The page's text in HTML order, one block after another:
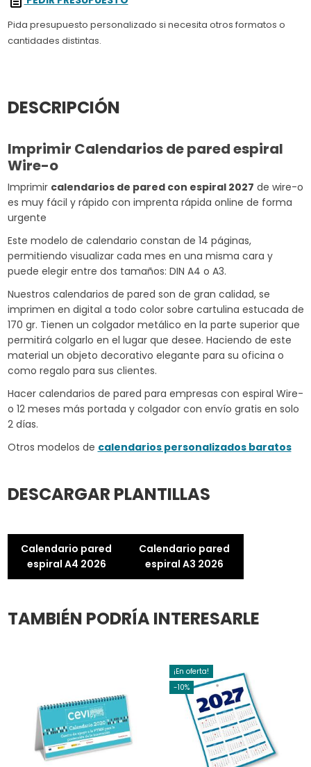
Pida presupuesto personalizado si necesita otros formatos o
cantidades distintas.
DESCRIPCIÓN
Imprimir Calendarios de pared espiral
Wire-o
Imprimir calendarios de pared con espiral 2027 de wire-o
es muy fácil y rápido con imprenta rápida online de forma
urgente
Este modelo de calendario constan de 14 páginas,
permitiendo visualizar cada mes en una misma cara y
puede elegir entre dos tamaños: DIN A4 o A3.
Nuestros calendarios de pared son de gran calidad, se
imprimen en digital a todo color sobre cartulina estucada de
170 gr. Tienen un colgador metálico en la parte superior que
permitirá colgarlo en el lugar que desee. Haciendo de este
material un objeto decorativo elegante para su oficina o
como regalo para sus clientes.
Hacer calendarios de pared para empresas con espiral Wire-
o 12 meses más portada y colgador con envío gratis en solo
2 días.
Otros modelos de calendarios personalizados baratos
DESCARGAR PLANTILLAS
Calendario pared
espiral A4 2026
Calendario pared
espiral A3 2026
TAMBIÉN PODRÍA INTERESARLE
¡En oferta!
-10%